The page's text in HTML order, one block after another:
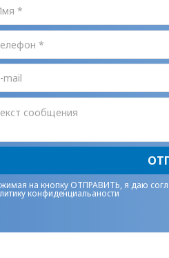
на кнопку ОТПРАВИТЬ, я даю
конфиденциальаности